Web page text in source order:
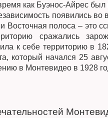
как Буэнос-Айрес
появились
Восточная полоса – это
сражались
к себе территорию в
который начался 25
в Монтевидео в 1928